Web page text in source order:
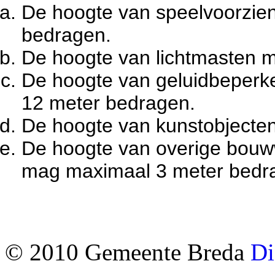
De hoogte van
bedragen.
De hoogte van lichtmasten
De hoogte van
12 meter bedragen.
De hoogte van
De hoogte van overige
mag maximaal 3 meter
© 2010 Gemeente Breda